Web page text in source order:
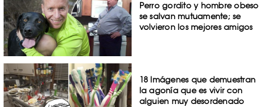
Perro gordito y hombre obeso
se salvan mutuamente; se
volvieron los mejores amigos
18 Imágenes que demuestran
la agonía que es vivir con
alguien muy desordenado